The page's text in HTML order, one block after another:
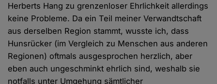
Herberts Hang zu grenzenloser Ehrlichkeit allerdings
keine Probleme. Da ein Teil meiner Verwandtschaft
aus derselben Region stammt, wusste ich, dass
Hunsrücker (im Vergleich zu Menschen aus anderen
Regionen) oftmals ausgesprochen herzlich, aber
eben auch ungeschminkt ehrlich sind, weshalb sie
notfalls unter Umgehung sämtlicher